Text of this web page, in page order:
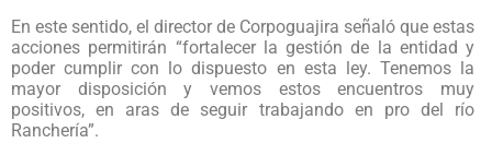
En este sentido, el director de Corpoguajira señaló que estas
acciones permitirán “fortalecer la gestión de la entidad y
poder cumplir con lo dispuesto en esta ley. Tenemos la
mayor disposición y vemos estos encuentros muy
positivos, en aras de seguir trabajando en pro del río
Ranchería”.